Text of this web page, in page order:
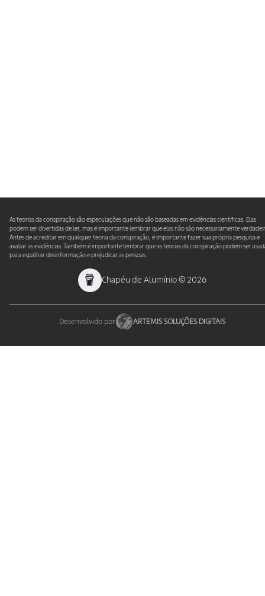
As teorias da conspiração são especulações que não são baseadas em evidências científicas. Elas
podem ser divertidas de ler, mas é importante lembrar que elas não são necessariamente
Antes de acreditar em qualquer teoria da conspiração, é importante fazer sua própria pesquisa e
avaliar as evidências. Também é importante lembrar que as teorias da conspiração podem ser
para espalhar desinformação e prejudicar as pessoas.
Chapéu de Alumínio© 2026
Desenvolvido por ARTEMIS SOLUÇÕES DIGITAIS